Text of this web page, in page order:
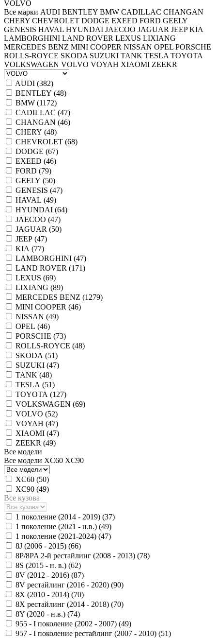
VOLVO
Все марки AUDI BENTLEY BMW CADILLAC CHANGAN
CHERY CHEVROLET DODGE EXEED FORD GEELY
GENESIS HAVAL HYUNDAI JAECOO JAGUAR JEEP KIA
LAMBORGHINI LAND ROVER LEXUS LIXIANG
MERCEDES BENZ MINI COOPER NISSAN OPEL PORSCHE
ROLLS-ROYCE SKODA SUZUKI TANK TESLA TOYOTA
VOLKSWAGEN VOLVO VOYAH XIAOMI ZEEKR
AUDI (382)
BENTLEY (48)
BMW (1172)
CADILLAC (47)
CHANGAN (46)
CHERY (48)
CHEVROLET (68)
DODGE (67)
EXEED (46)
FORD (79)
GEELY (50)
GENESIS (47)
HAVAL (49)
HYUNDAI (64)
JAECOO (47)
JAGUAR (50)
JEEP (47)
KIA (77)
LAMBORGHINI (47)
LAND ROVER (171)
LEXUS (69)
LIXIANG (89)
MERCEDES BENZ (1279)
MINI COOPER (46)
NISSAN (49)
OPEL (46)
PORSCHE (73)
ROLLS-ROYCE (48)
SKODA (51)
SUZUKI (47)
TANK (48)
TESLA (51)
TOYOTA (127)
VOLKSWAGEN (69)
VOLVO (52)
VOYAH (47)
XIAOMI (47)
ZEEKR (49)
Все модели
Все модели XC60 XC90
XC60 (50)
XC90 (49)
Все кузова
1 поколение (2014 - 2019) (37)
1 поколение (2021 - н.в.) (49)
1 поколение (2021-2024) (47)
8J (2006 - 2015) (66)
8P/8PA 2-й рестайлинг (2008 - 2013) (78)
8S (2015 - н. в.) (62)
8V (2012 - 2016) (87)
8V рестайлинг (2016 - 2020) (90)
8X (2010 - 2014) (70)
8X рестайлинг (2014 - 2018) (70)
8Y (2020 - н.в.) (74)
955 - I поколение (2002 - 2007) (49)
957 - I поколение рестайлинг (2007 - 2010) (51)